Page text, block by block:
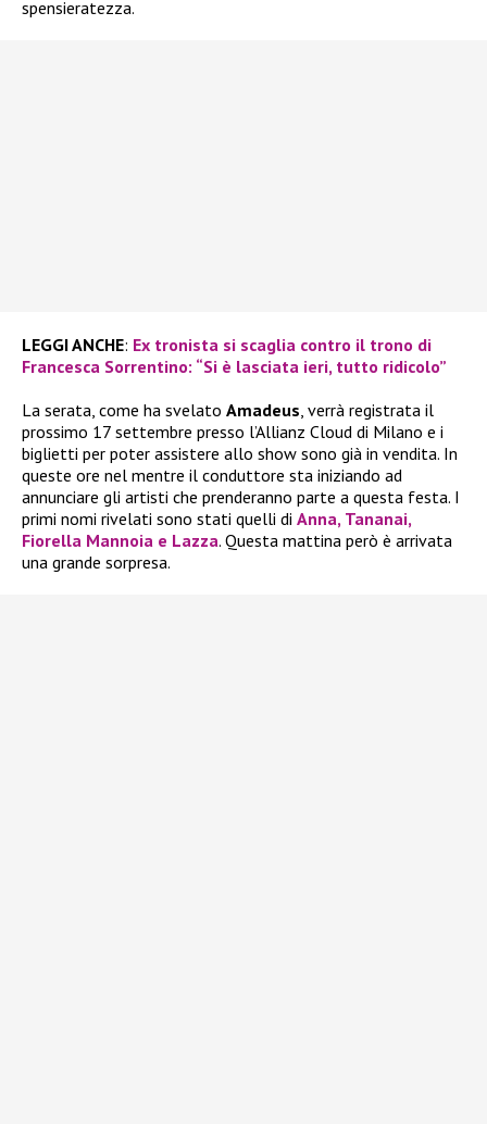
spensieratezza.
LEGGI ANCHE: Ex tronista si scaglia contro il trono di
Francesca Sorrentino: “Si è lasciata ieri, tutto ridicolo”
La serata, come ha svelato Amadeus, verrà registrata il
prossimo 17 settembre presso l’Allianz Cloud di Milano e i
biglietti per poter assistere allo show sono già in vendita. In
queste ore nel mentre il conduttore sta iniziando ad
annunciare gli artisti che prenderanno parte a questa festa. I
primi nomi rivelati sono stati quelli di Anna, Tananai,
Fiorella Mannoia e Lazza. Questa mattina però è arrivata
una grande sorpresa.